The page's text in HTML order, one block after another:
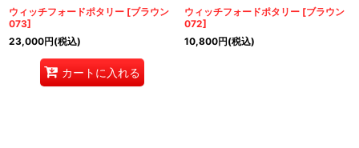
ウィッチフォードポタリー [ブラウン
073]
23,000円(税込)
カートに入れる
ウィッチフォードポタリー [ブラウン
072]
10,800円(税込)